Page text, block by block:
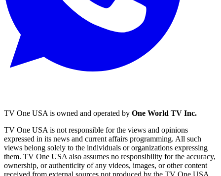
TV One USA is owned and operated by One World TV Inc.
TV One USA is not responsible for the views and opinions
expressed in its news and current affairs programming. All such
views belong solely to the individuals or organizations expressing
them. TV One USA also assumes no responsibility for the accuracy,
ownership, or authenticity of any videos, images, or other content
received from external sources not produced by the TV One USA